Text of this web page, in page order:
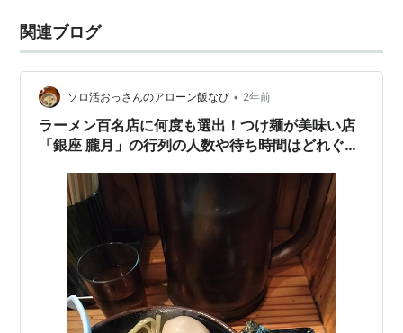
関連ブログ
ソロ活おっさんのアローン飯なび • 2年前
ラーメン百名店に何度も選出！つけ麺が美味い店
「銀座 朧月」の行列の人数や待ち時間はどれぐら